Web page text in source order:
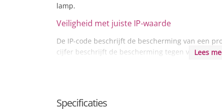
lamp.
Veiligheid met juiste IP-waarde
De IP-code beschrijft de bescherming van een
cijfer beschrijft de bescherming tegen vaste
zich dichtbij het bad of douche, maak dan
Lees
Specificaties